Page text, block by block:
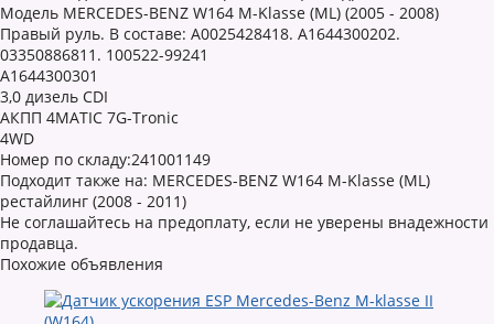
Модель MERCEDES-BENZ W164 M-Klasse (ML) (2005 - 2008)
Правый руль. В составе: A0025428418. A1644300202.
03350886811. 100522-99241
A1644300301
3,0 дизель CDI
АКПП 4MATIC 7G-Tronic
4WD
Номер по складу:241001149
Подходит также на: MERCEDES-BENZ W164 M-Klasse (ML)
рестайлинг (2008 - 2011)
Не соглашайтесь на предоплату, если не уверены внадежности
продавца.
Похожие объявления